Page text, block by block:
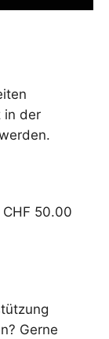
in der
50.00
Gerne